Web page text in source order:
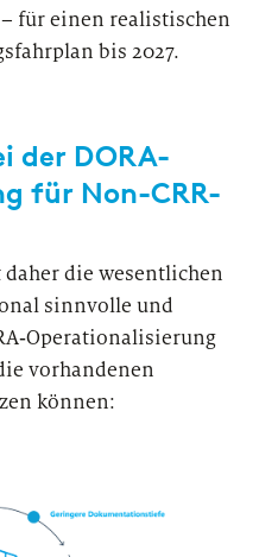
für einen realistischen
bis 2027.
der DORA-
für Non-CRR-
daher die wesentlichen
sinnvolle und
vorhandenen
können: